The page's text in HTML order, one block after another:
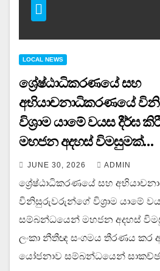
LOCAL NEWS
ශ්‍රේෂ්ඨාධිකරණයේ සහ
අභියාචනාධිකරණයේ
විශ්‍රාම යාමේ වයස දීර්ඝ
මහජන අදහස් විමසුමක්…
JUNE 30, 2026 ADMIN
ශ්‍රේෂ්ඨාධිකරණයේ සහ
විනිසුරුවරුන්ගේ විශ්‍රාම යාමේ
සම්බන්ධයෙන් මහජන අදහස්
ලංකා නීතීඥ සංගමය තීරණය කර
යෝජනාව සම්බන්ධයෙන් සාකච්ඡා